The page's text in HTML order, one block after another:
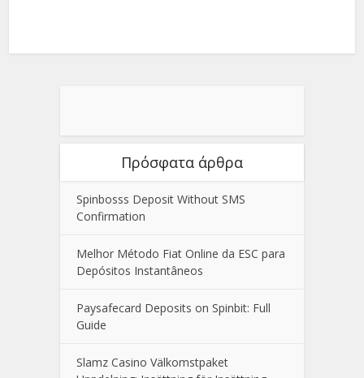
Πρόσφατα άρθρα
Spinbosss Deposit Without SMS
Confirmation
Melhor Método Fiat Online da ESC para
Depósitos Instantâneos
Paysafecard Deposits on Spinbit: Full
Guide
Slamz Casino Välkomstpaket